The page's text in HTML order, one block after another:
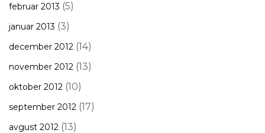
februar 2013 (5)
januar 2013 (3)
december 2012 (14)
november 2012 (13)
oktober 2012 (10)
september 2012 (17)
avgust 2012 (13)